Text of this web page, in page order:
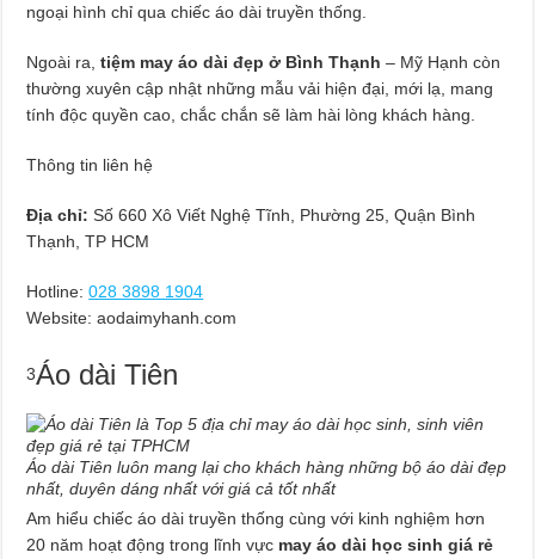
ngoại hình chỉ qua chiếc áo dài truyền thống.
Ngoài ra,tiệm may áo dài đẹp ở Bình Thạnh – Mỹ Hạnh còn
thường xuyên cập nhật những mẫu vải hiện đại, mới lạ, mang
tính độc quyền cao, chắc chắn sẽ làm hài lòng khách hàng.
Thông tin liên hệ
Địa chỉ: Số 660 Xô Viết Nghệ Tĩnh, Phường 25, Quận Bình
Thạnh, TP HCM
Hotline: 028 3898 1904
Website: aodaimyhanh.com
3Áo dài Tiên
Áo dài Tiên luôn mang lại cho khách hàng những bộ áo dài đẹp
nhất, duyên dáng nhất với giá cả tốt nhất
Am hiểu chiếc áo dài truyền thống cùng với kinh nghiệm hơn
20 năm hoạt động trong lĩnh vực may áo dài học sinh giá rẻ